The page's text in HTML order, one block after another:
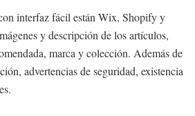
interfaz fácil están Wix, Shopify y
y descripción de los artículos,
marca y colección. Además de
advertencias de seguridad, existencia